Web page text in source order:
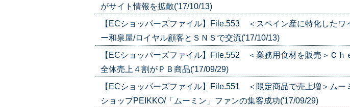
がサイト情報を拡散('17/10/13)
【ECショッパーズファイル】File.553 ＜スペイン産に特化したワ
ー和泉屋/ロイヤル顧客とＳＮＳで交流('17/10/13)
【ECショッパーズファイル】File.552 ＜業務用食材を販売＞Ｃ
全体売上４割がＰＢ商品('17/09/29)
【ECショッパーズファイル】File.551 ＜限定商品で売上増＞ムー
ショップPEIKKO/「ムーミン」ファンの集客成功('17/09/29)